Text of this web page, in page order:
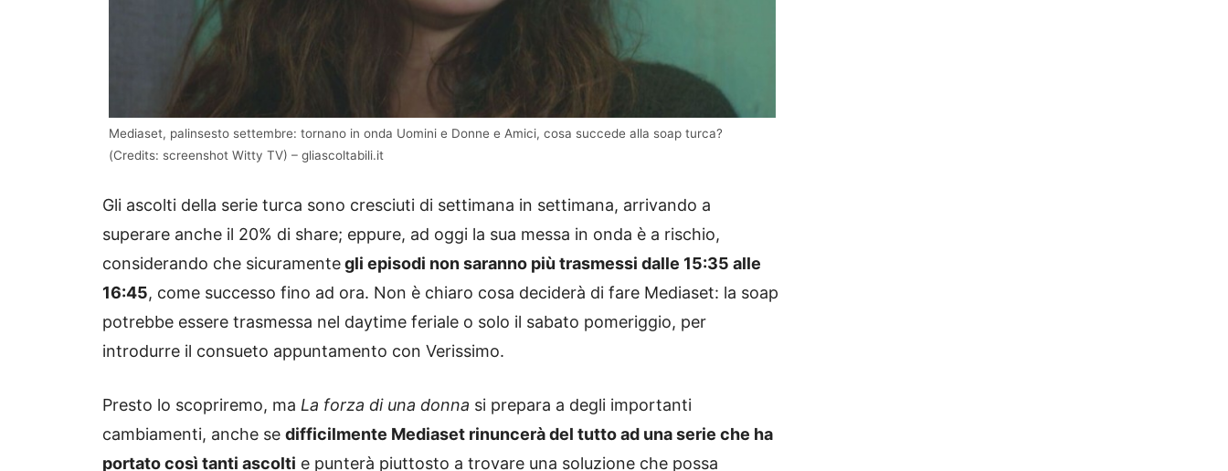
Mediaset, palinsesto settembre: tornano in onda Uomini e Donne e Amici, cosa succede alla soap turca?
(Credits: screenshot Witty TV) – gliascoltabili.it
Gli ascolti della serie turca sono cresciuti di settimana in settimana, arrivando a
superare anche il 20% di share; eppure, ad oggi la sua messa in onda è a rischio,
considerando che sicuramentegli episodi non saranno più trasmessi dalle 15:35 alle
16:45, come successo fino ad ora. Non è chiaro cosa deciderà di fare Mediaset: la soap
potrebbe essere trasmessa nel daytime feriale o solo il sabato pomeriggio, per
introdurre il consueto appuntamento con Verissimo.
Presto lo scopriremo, ma La forza di una donna si prepara a degli importanti
cambiamenti, anche se difficilmente Mediaset rinuncerà del tutto ad una serie che ha
portato così tanti ascolti e punterà piuttosto a trovare una soluzione che possa